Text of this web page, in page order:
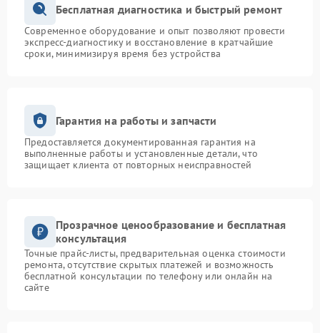
Бесплатная диагностика и быстрый ремонт
Современное оборудование и опыт позволяют провести
экспресс-диагностику и восстановление в кратчайшие
сроки, минимизируя время без устройства
Гарантия на работы и запчасти
Предоставляется документированная гарантия на
выполненные работы и установленные детали, что
защищает клиента от повторных неисправностей
Прозрачное ценообразование и бесплатная
консультация
Точные прайс-листы, предварительная оценка стоимости
ремонта, отсутствие скрытых платежей и возможность
бесплатной консультации по телефону или онлайн на
сайте